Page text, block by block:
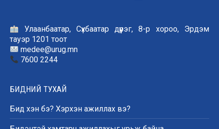
Улаанбаатар, Сүхбаатар дүүрэг, 8-р хороо, Эрдэм
тауэр 1201 тоот
medee@urug.mn
7600 2244
БИДНИЙ ТУХАЙ
Бид хэн бэ? Хэрхэн ажиллах вэ?